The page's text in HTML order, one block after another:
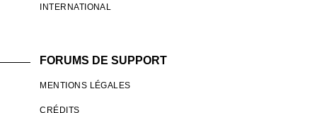
INTERNATIONAL
FORUMS DE SUPPORT
MENTIONS LÉGALES
CRÉDITS